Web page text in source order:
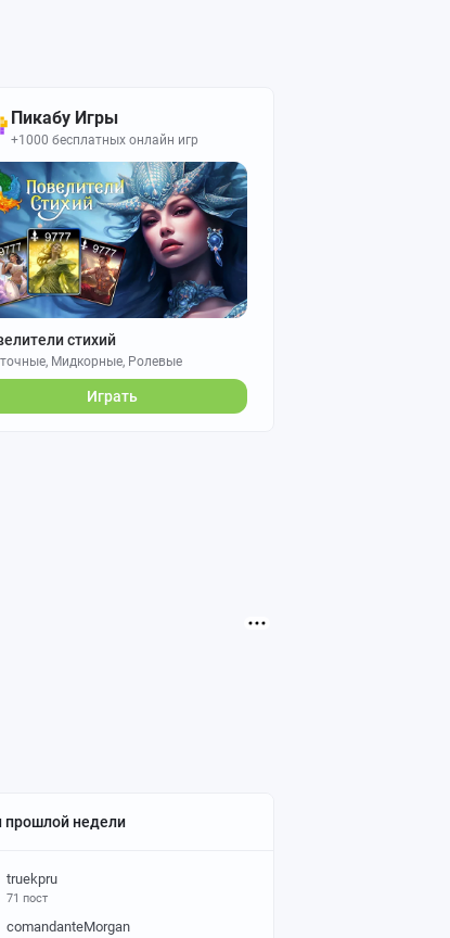
Пикабу Игры
+1000 бесплатных онлайн игр
стихий
Мидкорные, Ролевые
Играть
прошлой недели
truekpru
71 пост
comandanteMorgan